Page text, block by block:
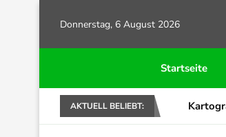
Donnerstag, 6 August 2026
Startseite
AKTUELL BELIEBT: